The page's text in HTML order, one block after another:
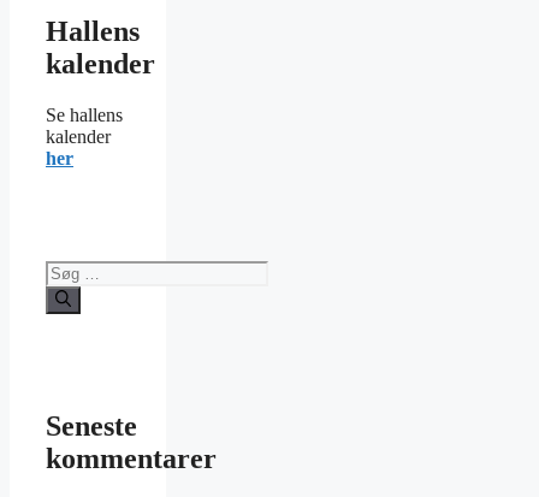
Hallens
kalender
Se hallens
kalender
her
Søg
efter:
Seneste
kommentarer